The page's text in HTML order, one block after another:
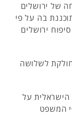
של ירושלים
בה על פי
ירושלים
לשלושה
הישראלית על
המשפט